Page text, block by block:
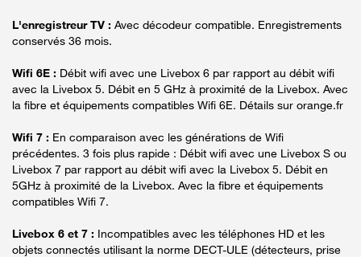
L'enregistreur TV : Avec décodeur compatible. Enregistrements
conservés 36 mois.
Wifi 6E : Débit wifi avec une Livebox 6 par rapport au débit wifi
avec la Livebox 5. Débit en 5 GHz à proximité de la Livebox. Avec
la fibre et équipements compatibles Wifi 6E. Détails sur orange.fr
Wifi 7 : En comparaison avec les générations de Wifi
précédentes. 3 fois plus rapide : Débit wifi avec une Livebox S ou
Livebox 7 par rapport au débit wifi avec la Livebox 5. Débit en
5GHz à proximité de la Livebox. Avec la fibre et équipements
compatibles Wifi 7.
Livebox 6 et 7 : Incompatibles avec les téléphones HD et les
objets connectés utilisant la norme DECT-ULE (détecteurs, prise